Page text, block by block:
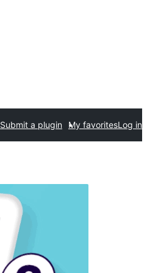
Submit a plugin My favoritesLog in